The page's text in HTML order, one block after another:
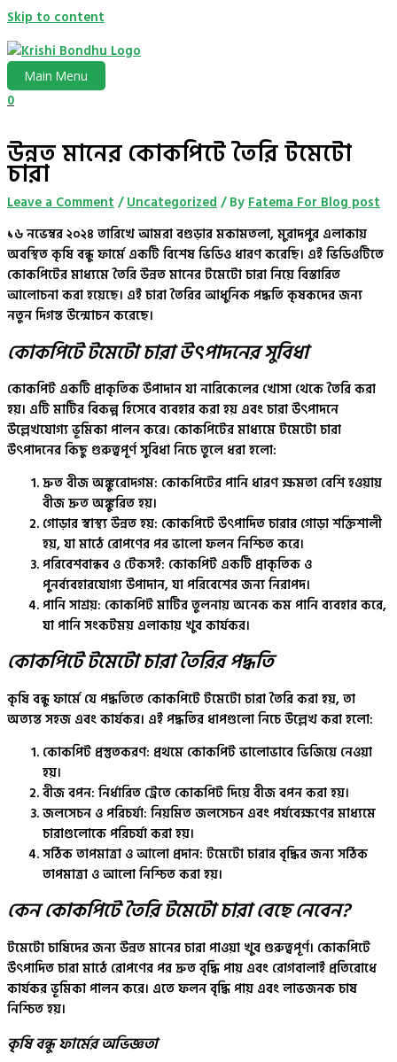
Skip to content
Main Menu
0
উন্নত মানের কোকপিটে তৈরি টমেটো
চারা
Leave a Comment/Uncategorized/ ByFatema For Blog post
১৬ নভেম্বর ২০২৪ তারিখে আমরা বগুড়ার মকামতলা, মুরাদপুর এলাকায়
অবস্থিত কৃষি বন্ধু ফার্মে একটি বিশেষ ভিডিও ধারণ করেছি। এই ভিডিওটিতে
কোকপিটের মাধ্যমে তৈরি উন্নত মানের টমেটো চারা নিয়ে বিস্তারিত
আলোচনা করা হয়েছে। এই চারা তৈরির আধুনিক পদ্ধতি কৃষকদের জন্য
নতুন দিগন্ত উন্মোচন করেছে।
কোকপিটে টমেটো চারা উৎপাদনের সুবিধা
কোকপিট একটি প্রাকৃতিক উপাদান যা নারিকেলের খোসা থেকে তৈরি করা
হয়। এটি মাটির বিকল্প হিসেবে ব্যবহার করা হয় এবং চারা উৎপাদনে
উল্লেখযোগ্য ভূমিকা পালন করে। কোকপিটের মাধ্যমে টমেটো চারা
উৎপাদনের কিছু গুরুত্বপূর্ণ সুবিধা নিচে তুলে ধরা হলো:
দ্রুত বীজ অঙ্কুরোদগম: কোকপিটের পানি ধারণ ক্ষমতা বেশি হওয়ায়
বীজ দ্রুত অঙ্কুরিত হয়।
গোড়ার স্বাস্থ্য উন্নত হয়: কোকপিটে উৎপাদিত চারার গোড়া শক্তিশালী
হয়, যা মাঠে রোপণের পর ভালো ফলন নিশ্চিত করে।
পরিবেশবান্ধব ও টেকসই: কোকপিট একটি প্রাকৃতিক ও
পুনর্ব্যবহারযোগ্য উপাদান, যা পরিবেশের জন্য নিরাপদ।
পানি সাশ্রয়: কোকপিট মাটির তুলনায় অনেক কম পানি ব্যবহার করে,
যা পানি সংকটময় এলাকায় খুব কার্যকর।
কোকপিটে টমেটো চারা তৈরির পদ্ধতি
কৃষি বন্ধু ফার্মে যে পদ্ধতিতে কোকপিটে টমেটো চারা তৈরি করা হয়, তা
অত্যন্ত সহজ এবং কার্যকর। এই পদ্ধতির ধাপগুলো নিচে উল্লেখ করা হলো:
কোকপিট প্রস্তুতকরণ: প্রথমে কোকপিট ভালোভাবে ভিজিয়ে নেওয়া
হয়।
বীজ বপন: নির্ধারিত ট্রেতে কোকপিট দিয়ে বীজ বপন করা হয়।
জলসেচন ও পরিচর্যা: নিয়মিত জলসেচন এবং পর্যবেক্ষণের মাধ্যমে
চারাগুলোকে পরিচর্যা করা হয়।
সঠিক তাপমাত্রা ও আলো প্রদান: টমেটো চারার বৃদ্ধির জন্য সঠিক
তাপমাত্রা ও আলো নিশ্চিত করা হয়।
কেন কোকপিটে তৈরি টমেটো চারা বেছে নেবেন?
টমেটো চাষিদের জন্য উন্নত মানের চারা পাওয়া খুব গুরুত্বপূর্ণ। কোকপিটে
উৎপাদিত চারা মাঠে রোপণের পর দ্রুত বৃদ্ধি পায় এবং রোগবালাই প্রতিরোধে
কার্যকর ভূমিকা পালন করে। এতে ফলন বৃদ্ধি পায় এবং লাভজনক চাষ
নিশ্চিত হয়।
কৃষি বন্ধু ফার্মের অভিজ্ঞতা